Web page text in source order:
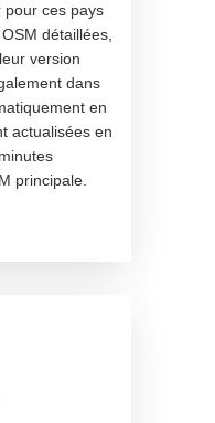
pour ces pays
détaillées,
version
dans
en
actualisées en
principale.